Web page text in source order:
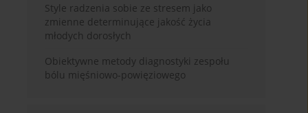
Style radzenia sobie ze stresem jako
zmienne determinujące jakość życia
młodych dorosłych
Obiektywne metody diagnostyki zespołu
bólu mięśniowo-powięziowego